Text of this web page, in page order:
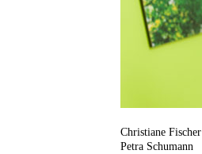
Christiane Fischer
Petra Schumann